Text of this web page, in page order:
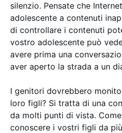
silenzio. Pensate che
adolescente a contenuti
di controllare i contenuti
vostro adolescente può
avere prima una
aver aperto la strada a un
I genitori dovrebbero
loro figli? Si tratta di una
da molti punti di vista.
conoscere i vostri figli da